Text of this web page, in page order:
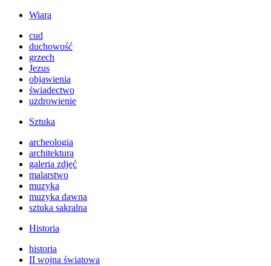
Wiara
cud
duchowość
grzech
Jezus
objawienia
świadectwo
uzdrowienie
Sztuka
archeologia
architektura
galeria zdjęć
malarstwo
muzyka
muzyka dawna
sztuka sakralna
Historia
historia
II wojna światowa